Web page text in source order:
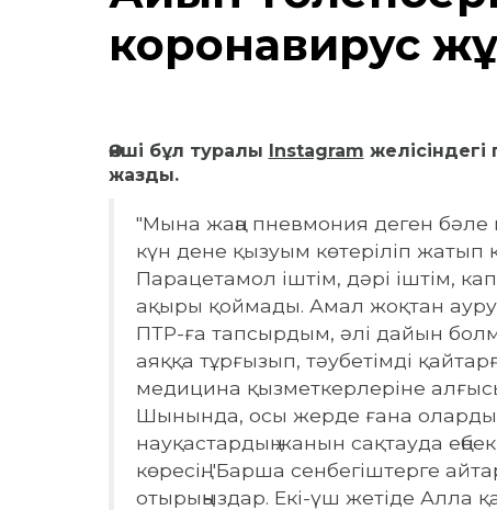
коронавирус
Әнші бұл туралы Instagram
жазды.
"Мына жаңа пневмония деген бәле
күн дене қызуым көтеріліп жатып
Парацетамол іштім, дәрі іштім,
ақыры қоймады. Амал жоқтан
ПТР-ға тапсырдым, әлі дайын
аяққа тұрғызып, тәубетімді
медицина қызметкерлеріне
Шынында, осы жерде ғана
науқастардың жанын сақтауда
көресің. "Барша сенбегіштерге
отырыңыздар. Екі-үш жетіде Алла